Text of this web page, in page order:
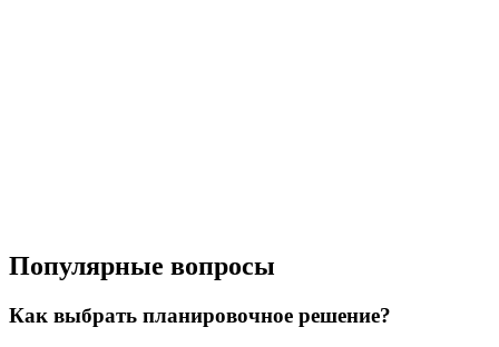
Популярные вопросы
Как выбрать планировочное решение?